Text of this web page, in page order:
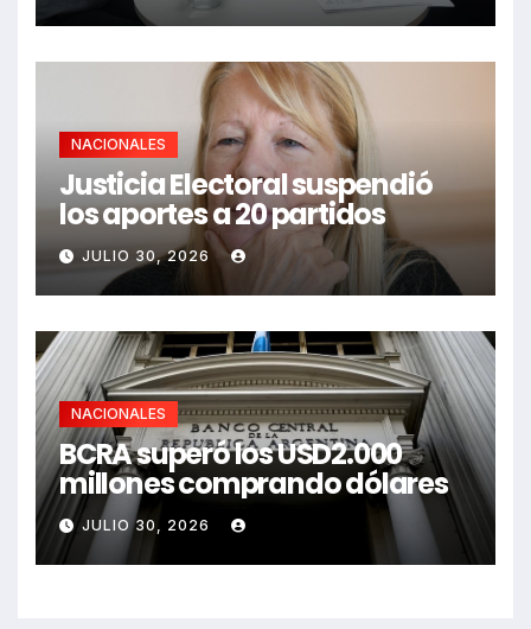
NACIONALES
Justicia Electoral suspendió
los aportes a 20 partidos
JULIO 30, 2026
NACIONALES
BCRA superó los USD2.000
millones comprando dólares
JULIO 30, 2026